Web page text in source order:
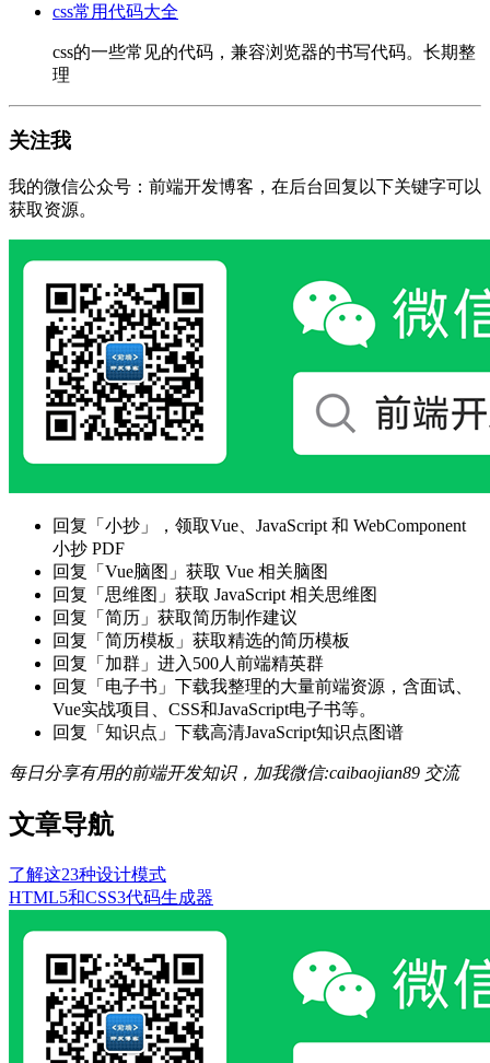
css常用代码大全
css的一些常见的代码，兼容浏览器的书写代码。长期整
理
关注我
我的微信公众号：前端开发博客，在后台回复以下关键字可以
获取资源。
回复「小抄」，领取Vue、JavaScript 和 WebComponent
小抄 PDF
回复「Vue脑图」获取 Vue 相关脑图
回复「思维图」获取 JavaScript 相关思维图
回复「简历」获取简历制作建议
回复「简历模板」获取精选的简历模板
回复「加群」进入500人前端精英群
回复「电子书」下载我整理的大量前端资源，含面试、
Vue实战项目、CSS和JavaScript电子书等。
回复「知识点」下载高清JavaScript知识点图谱
每日分享有用的前端开发知识，加我微信:caibaojian89 交流
文章导航
了解这23种设计模式
HTML5和CSS3代码生成器